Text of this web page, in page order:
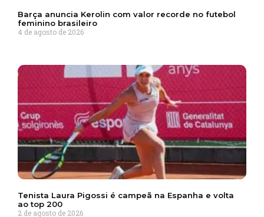
Barça anuncia Kerolin com valor recorde no futebol
feminino brasileiro
4 de agosto de 2026
Tenista Laura Pigossi é campeã na Espanha e volta
ao top 200
2 de agosto de 2026